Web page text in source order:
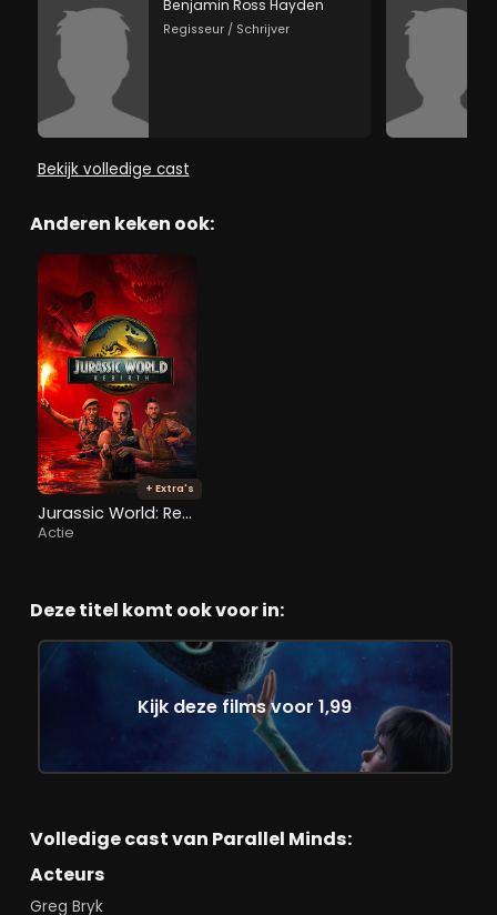
Benjamin Ross Hayden
Regisseur / Schrijver
Bekijk volledige cast
Anderen keken ook:
+ Extra's
Jurassic World: Rebirth
Actie
Deze titel komt ook voor in:
Kijk deze films voor 1,99
Volledige cast van Parallel Minds:
Acteurs
Greg Bryk